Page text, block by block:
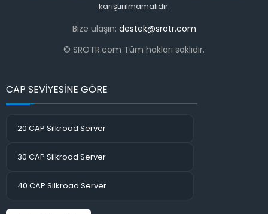
karıştırılmamalıdır.
Bize ulaşın: destek@srotr.com
© SROTR.com Tüm hakları saklıdır.
CAP SEVİYESİNE GÖRE
20 CAP Silkroad Server
30 CAP Silkroad Server
40 CAP Silkroad Server